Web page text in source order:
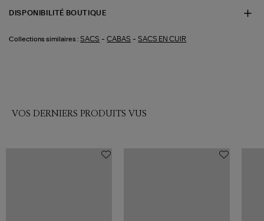
DISPONIBILITÉ BOUTIQUE
Collections similaires : SACS -CABAS -SACS EN CUIR
VOS DERNIERS PRODUITS VUS